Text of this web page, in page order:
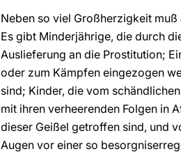
Neben so viel Großherzigkeit muß
Es gibt Minderjährige, die durch
Auslieferung an die Prostitution;
oder zum Kämpfen eingezogen
sind; Kinder, die vom
mit ihren verheerenden Folgen in
dieser Geißel getroffen sind, und
Augen vor einer so